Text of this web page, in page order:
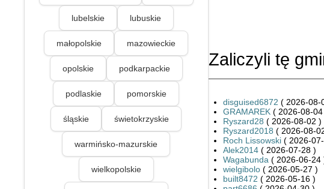
lubelskie lubuskie
małopolskie mazowieckie
opolskie podkarpackie
podlaskie pomorskie
śląskie świetokrzyskie
warmińsko-mazurskie
wielkopolskie
Zaliczyli tę
disguised6872 ( 2026-08-
GRAMAREK( 2026-08-04
Ryszard28 ( 2026-08-02 )
Ryszard2018 ( 2026-08-
Roch Lissowski( 2026-
Alek2014( 2026-07-28 )
Wagabunda ( 2026-06-24
wielgibolo( 2026-05-27 )
built8472 ( 2026-05-16 )